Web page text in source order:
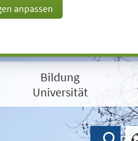
anpassen
Bildung
Universität